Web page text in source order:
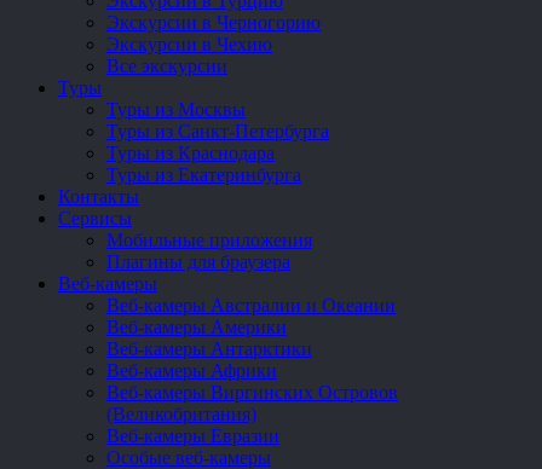
Экскурсии в Черногорию
Экскурсии в Чехию
Все экскурсии
Туры
Туры из Москвы
Туры из Санкт-Петербурга
Туры из Краснодара
Туры из Екатеринбурга
Контакты
Сервисы
Мобильные приложения
Плагины для браузера
Веб-камеры
Веб-камеры Австралии и Океании
Веб-камеры Америки
Веб-камеры Антарктики
Веб-камеры Африки
Веб-камеры Виргинских Островов
(Великобритания)
Веб-камеры Евразии
Особые веб-камеры